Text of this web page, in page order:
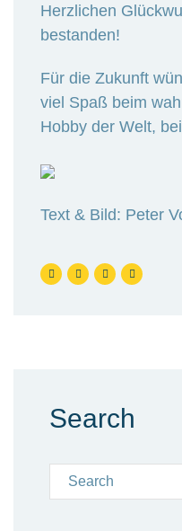
Herzlichen
bestanden!
Für die Zukunft
viel Spaß beim
Hobby der Welt,
Text & Bild: Peter
Search
Search for: